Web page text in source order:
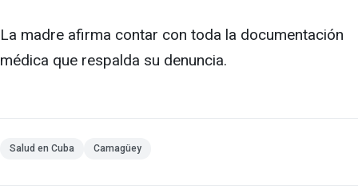
La madre afirma contar con toda la documentación
médica que respalda su denuncia.
Salud en Cuba Camagüey